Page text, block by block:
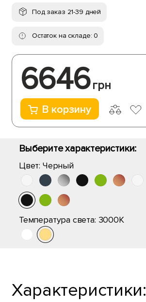
Под заказ 21-39 дней
Остаток на складе: 0
6646грн
В корзину
Выберите характеристики:
Цвет: Черный
Температура света: 3000K
Характеристики: